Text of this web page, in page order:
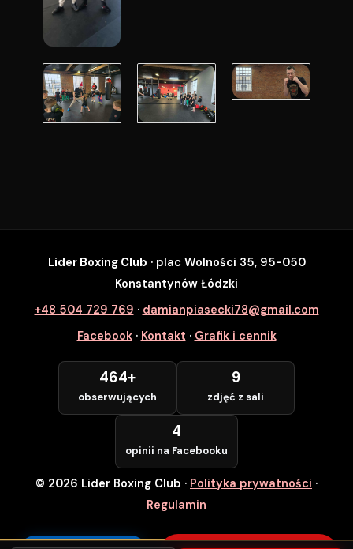
SZYBKI ZAPIS
Zapisz się na wybrane zajęcia
Numer Telefonu *
POTWIERDZAM — WCHODZĘ ZA
DARMO
Lider Boxing Club · plac Wolności 35, 95-050
Konstantynów Łódzki
+48 504 729 769 · damianpiasecki78@gmail.com
Facebook· Kontakt · Grafik i cennik
464+
obserwujących
9
zdjęć z sali
4
opinii na Facebooku
© 2026 Lider Boxing Club · Polityka prywatności ·
Regulamin